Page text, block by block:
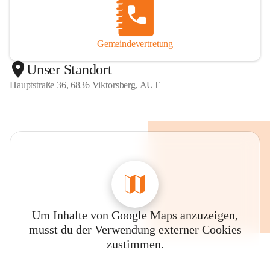
Gemeindevertretung
Unser Standort
Hauptstraße 36, 6836 Viktorsberg, AUT
Um Inhalte von Google Maps anzuzeigen,
musst du der Verwendung externer Cookies
zustimmen.